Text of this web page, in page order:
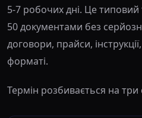
5-7 робочих дні. Це типовий
50 документами без
договори, прайси,
форматі.
Термін розбивається на три